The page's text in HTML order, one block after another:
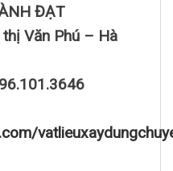
ĐẠT
Văn Phú – Hà